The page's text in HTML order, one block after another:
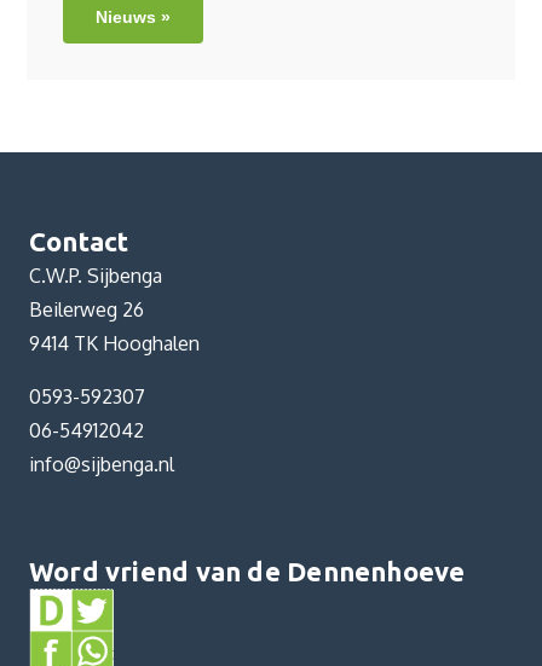
Nieuws »
Contact
C.W.P. Sijbenga
Beilerweg 26
9414 TK Hooghalen
0593-592307
06-54912042
info@sijbenga.nl
Word vriend van de Dennenhoeve